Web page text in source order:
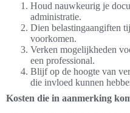
Houd nauwkeurig je
administratie.
Dien belastingaangiften
voorkomen.
Verken mogelijkheden
een professional.
Blijf op de hoogte van
die invloed kunnen
Kosten die in aanmerking